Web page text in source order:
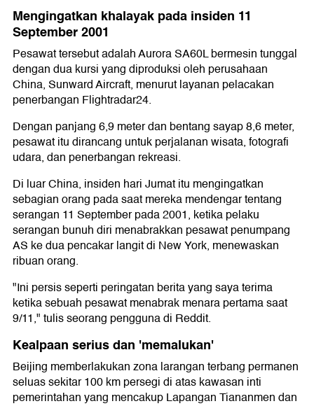
Mengingatkan khalayak pada insiden 11
September 2001
Pesawat tersebut adalah Aurora SA60L bermesin tunggal
dengan dua kursi yang diproduksi oleh perusahaan
China, Sunward Aircraft, menurut layanan pelacakan
penerbangan Flightradar24.
Dengan panjang 6,9 meter dan bentang sayap 8,6 meter,
pesawat itu dirancang untuk perjalanan wisata, fotografi
udara, dan penerbangan rekreasi.
Di luar China, insiden hari Jumat itu mengingatkan
sebagian orang pada saat mereka mendengar tentang
serangan 11 September pada 2001, ketika pelaku
serangan bunuh diri menabrakkan pesawat penumpang
AS ke dua pencakar langit di New York, menewaskan
ribuan orang.
"Ini persis seperti peringatan berita yang saya terima
ketika sebuah pesawat menabrak menara pertama saat
9/11," tulis seorang pengguna di Reddit.
Kealpaan serius dan 'memalukan'
Beijing memberlakukan zona larangan terbang permanen
seluas sekitar 100 km persegi di atas kawasan inti
pemerintahan yang mencakup Lapangan Tiananmen dan